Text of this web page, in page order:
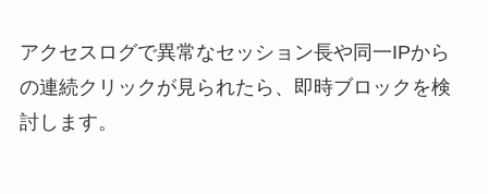
アクセスログで異常なセッション長や同一IPから
の連続クリックが見られたら、即時ブロックを検
討します。